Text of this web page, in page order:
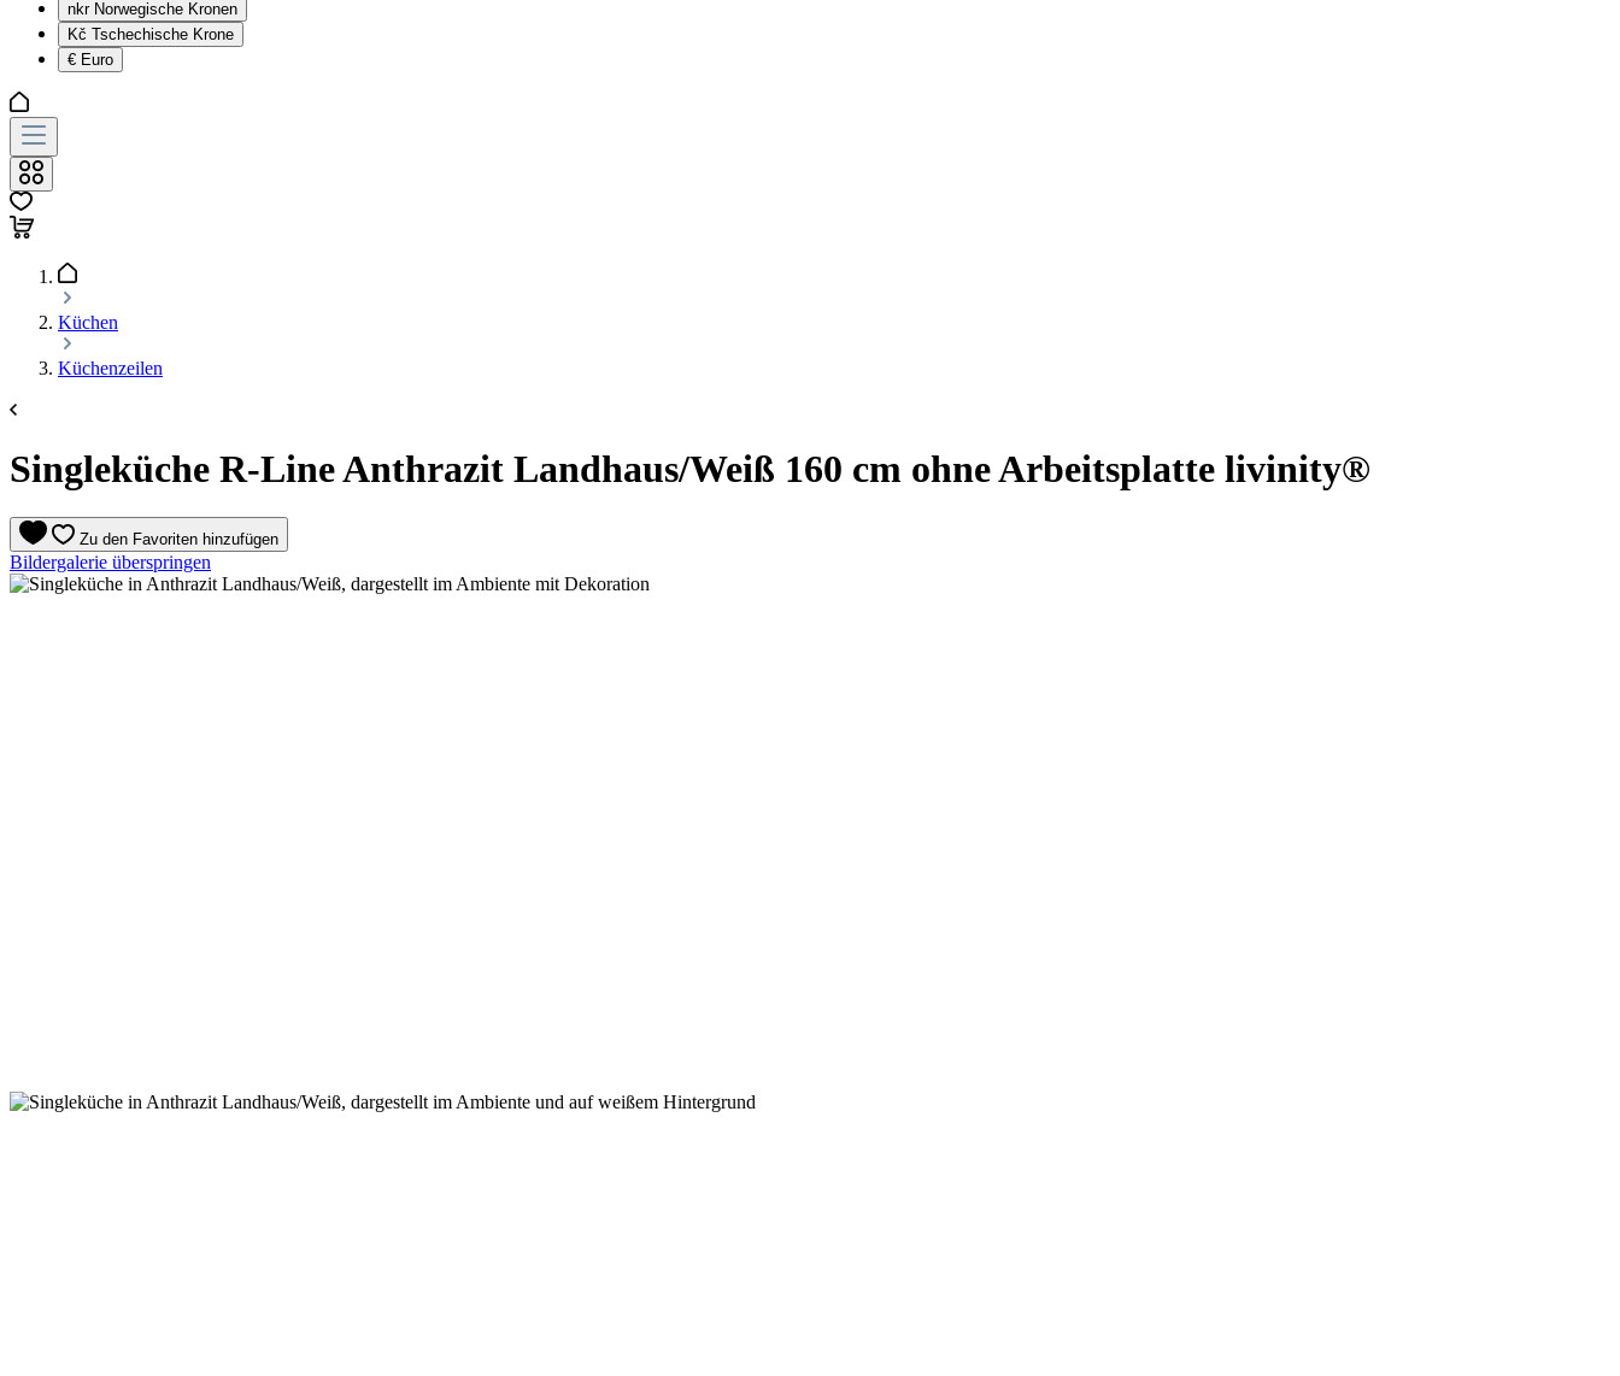
nkr Norwegische Kronen
Kč Tschechische Krone
€ Euro
Küchen
Küchenzeilen
Singleküche R-Line Anthrazit Landhaus/Weiß 160 cm ohne Arbeitsplatte livinity®
Zu den Favoriten hinzufügen
Bildergalerie überspringen